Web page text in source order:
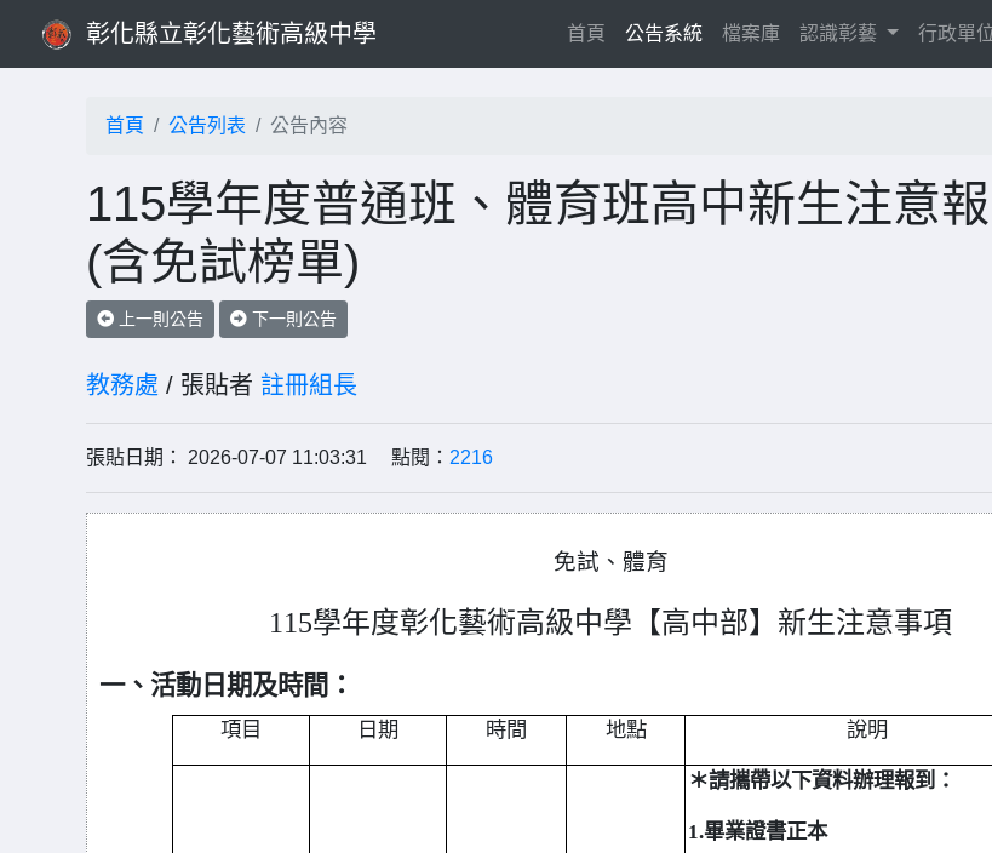
彰化縣立彰化藝術高級中學 首頁(current)
公告系統 檔案庫 認識彰藝 行政單
首頁 公告列表 公告內容
115學年度普通班、體育班高中新生注意
(含免試榜單)
上一則公告 下一則公告
教務處 / 張貼者 註冊組長
張貼日期： 2026-07-07 11:03:31 點閱： 2216
免試、體育
115學年度彰化藝術高級中學【高中部】新生注意事項
一、活動日期及時間：
項目 日期 時間 地點 說明
＊請攜帶以下資料辦理報到：
1.畢業證書正本